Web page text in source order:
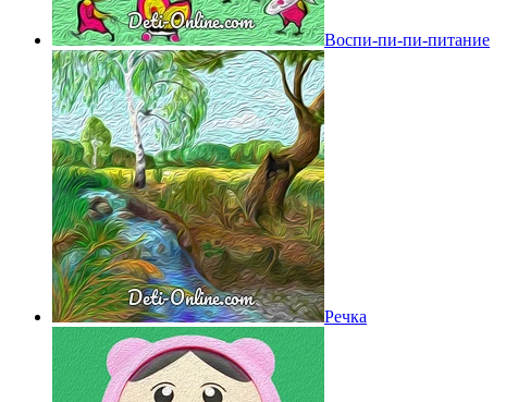
Воспи-пи-пи-питание
Речка